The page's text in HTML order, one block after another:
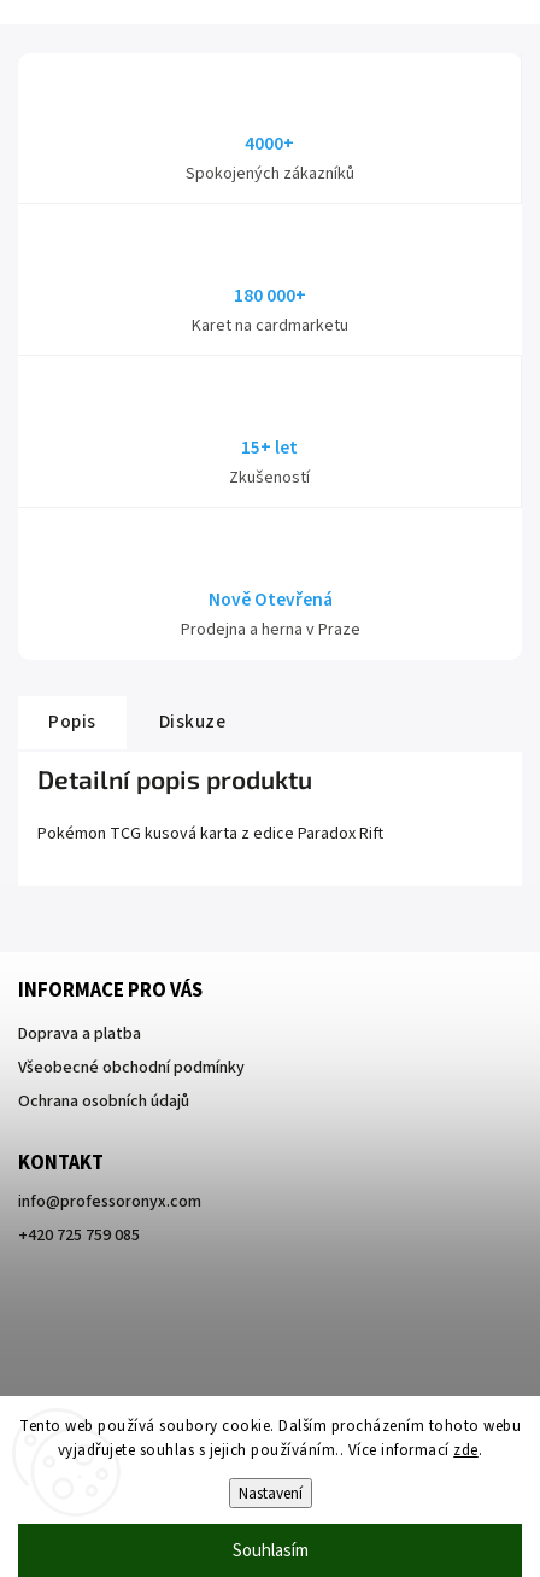
Tento web používá soubory cookie. Dalším procházením tohoto webu
vyjadřujete souhlas s jejich používáním.. Více informací zde.
Nastavení
Souhlasím
4000+
Spokojených zákazníků
180 000+
Karet na cardmarketu
15+ let
Zkušeností
Nově Otevřená
Prodejna a herna v Praze
Popis Diskuze
Detailní popis produktu
Pokémon TCG kusová karta z edice Paradox Rift
INFORMACE PRO VÁS
Doprava a platba
Všeobecné obchodní podmínky
Ochrana osobních údajů
KONTAKT
info@professoronyx.com
+420 725 759 085
Professor Onyx. Všechna práva vyhrazena.